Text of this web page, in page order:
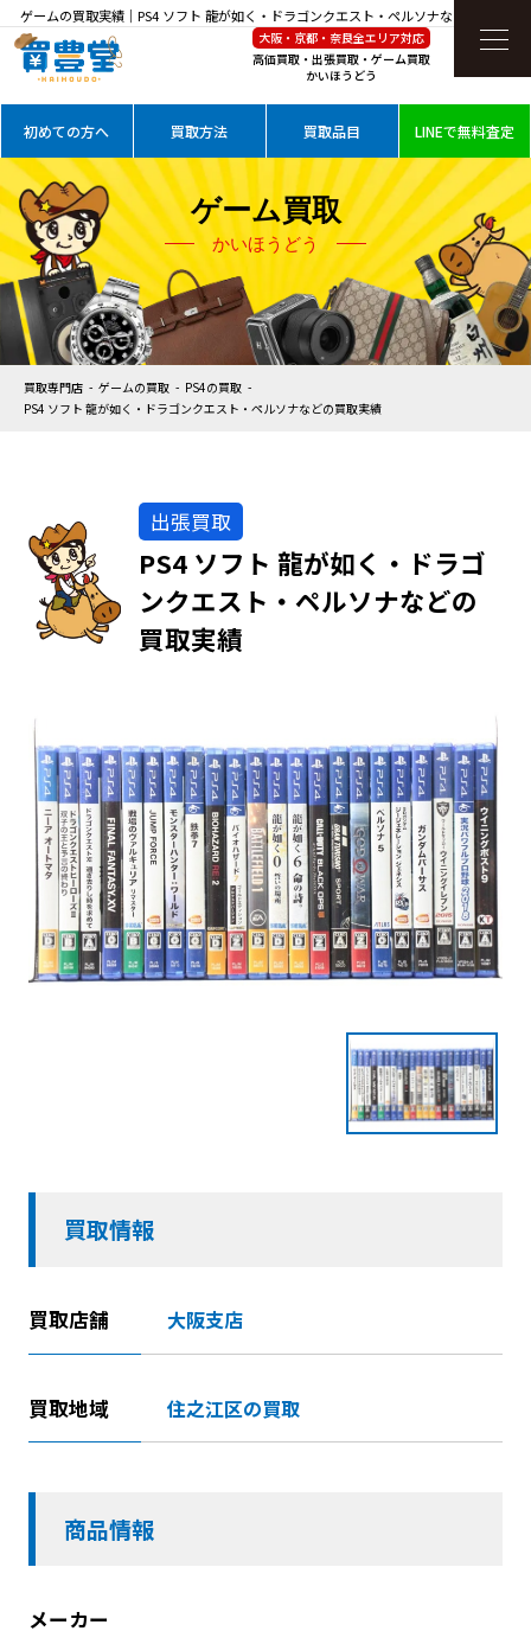
ゲームの買取実績｜PS4 ソフト 龍が如く・ドラゴンクエスト・ペルソナなどを高価買取
大阪・京都・奈良全エリア対応
高価買取・出張買取・ゲーム買取
かいほうどう
初めての方へ 買取方法 買取品目 LINEで無料査定
ゲーム買取
かいほうどう
買取専門店 ゲームの買取
PS4の買取
PS4 ソフト 龍が如く・ドラゴンクエスト・ペルソナなどの買取実績
出張買取
PS4 ソフト 龍が如く・ドラゴ
ンクエスト・ペルソナなどの
買取実績
買取情報
買取店舗 大阪支店
買取地域 住之江区の買取
商品情報
メーカー